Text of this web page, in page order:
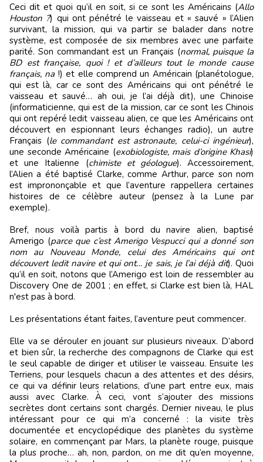
Ceci dit et quoi qu’il en soit, si ce sont les Américains (Allo
Houston ?) qui ont pénétré le vaisseau et « sauvé » l’Alien
survivant, la mission, qui va partir se balader dans notre
système, est composée de six membres avec une parfaite
parité. Son commandant est un Français (normal, puisque la
BD est française, quoi ! et d’ailleurs tout le monde cause
français, na !) et elle comprend un Américain (planétologue,
qui est là, car ce sont des Américains qui ont pénétré le
vaisseau et sauvé… ah oui, je l’ai déjà dit), une Chinoise
(informaticienne, qui est de la mission, car ce sont les Chinois
qui ont repéré ledit vaisseau alien, ce que les Américains ont
découvert en espionnant leurs échanges radio), un autre
Français (le commandant est astronaute, celui-ci ingénieur),
une seconde Américaine (exobiologiste, mais d’origine Khasi)
et une Italienne (chimiste et géologue). Accessoirement,
l’Alien a été baptisé Clarke, comme Arthur, parce son nom
est imprononçable et que l’aventure rappellera certaines
histoires de ce célèbre auteur (pensez à la Lune par
exemple).
Bref, nous voilà partis à bord du navire alien, baptisé
Amerigo (parce que c’est Amerigo Vespucci qui a donné son
nom au Nouveau Monde, celui des Américains qui ont
découvert ledit navire et qui ont… je sais, je l’ai déjà dit). Quoi
qu’il en soit, notons que l’Amerigo est loin de ressembler au
Discovery One de 2001 ; en effet, si Clarke est bien là, HAL
n'est pas à bord.
Les présentations étant faites, l’aventure peut commencer.
Elle va se dérouler en jouant sur plusieurs niveaux. D’abord
et bien sûr, la recherche des compagnons de Clarke qui est
le seul capable de diriger et utiliser le vaisseau. Ensuite les
Terriens, pour lesquels chacun a des attentes et des désirs,
ce qui va définir leurs relations, d’une part entre eux, mais
aussi avec Clarke. À ceci, vont s’ajouter des missions
secrètes dont certains sont chargés. Dernier niveau, le plus
intéressant pour ce qui m’a concerné : la visite très
documentée et encyclopédique des planètes du système
solaire, en commençant par Mars, la planète rouge, puisque
la plus proche… ah, non, pardon, on me dit qu’en moyenne,